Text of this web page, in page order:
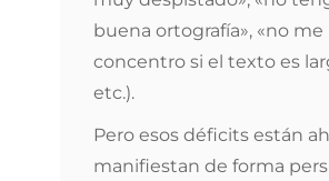
buena ortografía», «no me
concentro si el texto es
etc.).
Pero esos déficits están
manifiestan de forma